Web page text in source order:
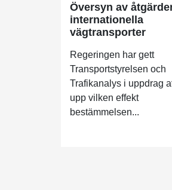
Översyn av
internationella
vägtransporter
Regeringen har gett
Transportstyrelsen och
Trafikanalys i uppdrag
upp vilken effekt
bestämmelsen...